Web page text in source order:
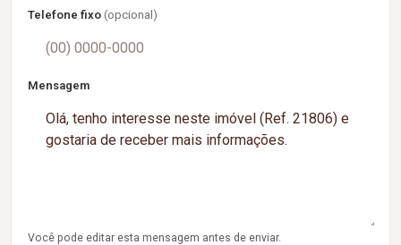
Telefone fixo (opcional)
Mensagem
Você pode editar esta mensagem antes de enviar.